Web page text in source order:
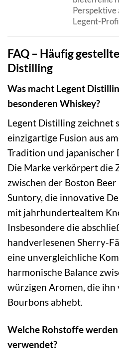
Perspektive
Legent-
FAQ – Häufig
Distilling
Was macht Legent
besonderen Whiskey?
Legent Distilling zeichnet
einzigartige Fusion aus
Tradition und japanischer
Die Marke verkörpert die
zwischen der Boston
Suntory, die innovative
mit jahrhundertealtem
Insbesondere die
handverlesenen Sherry-
eine unvergleichliche
harmonische Balance
würzigen Aromen, die ihn
Bourbons abhebt.
Welche Rohstoffe
verwendet?